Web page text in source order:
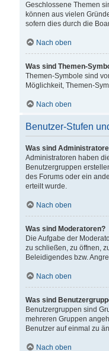
Geschlossene Themen
können aus vielen
sofern dies durch die
Nach oben
Was sind Themen-
Themen-Symbole sind
Möglichkeit, Themen-
Nach oben
Benutzer-Stufen
Was sind
Administratoren haben
Benutzergruppen
des Forums oder ein
erteilt wurde.
Nach oben
Was sind Moderatoren?
Die Aufgabe der
zu schließen, zu öffnen,
Beleidigendes bzw.
Nach oben
Was sind
Benutzergruppen sind
mehreren Gruppen
Benutzer auf einmal zu
Nach oben